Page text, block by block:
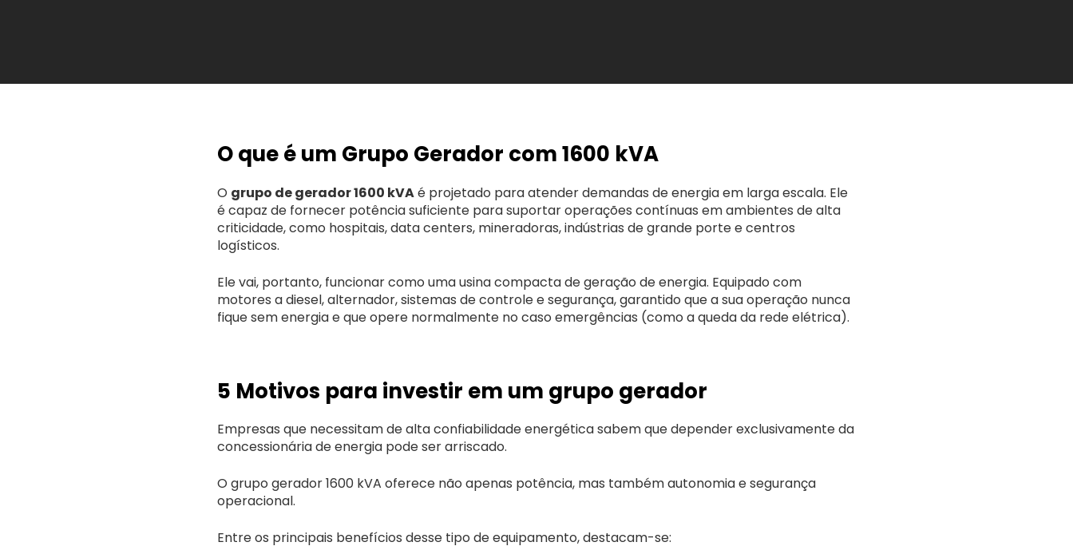
O que é um Grupo Gerador com 1600 kVA
O grupo de gerador 1600 kVAé projetado para atender demandas de energia em larga escala. Ele
é capaz de fornecer potência suficiente para suportar operações contínuas em ambientes de alta
criticidade, como hospitais, data centers, mineradoras, indústrias de grande porte e centros
logísticos.
Ele vai, portanto, funcionar como uma usina compacta de geração de energia. Equipado com
motores a diesel, alternador, sistemas de controle e segurança, garantido que a sua operação nunca
fique sem energia e que opere normalmente no caso emergências (como a queda da rede elétrica).
5 Motivos para investir em um grupo gerador
Empresas que necessitam de alta confiabilidade energética sabem que depender exclusivamente da
concessionária de energia pode ser arriscado.
O grupo gerador 1600 kVA oferece não apenas potência, mas também autonomia e segurança
operacional.
Entre os principais benefícios desse tipo de equipamento, destacam-se: